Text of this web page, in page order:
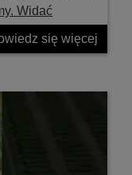
Widać
się więcej